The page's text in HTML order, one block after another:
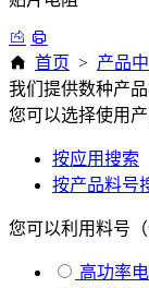
首页 > 产品
我们提供数种产
您可以选择使用
按应用搜索
按产品料号
您可以利用料号（
高功率